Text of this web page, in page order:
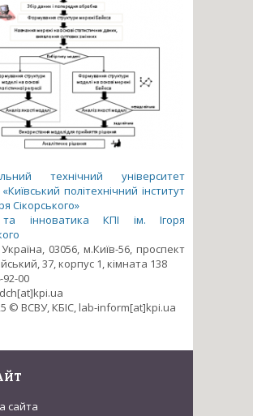
технічний університет
політехнічний інститут
Сікорського»
інноватика КПІ ім. Ігоря
03056, м.Київ-56, проспект
37, корпус 1, кімната 138
92-00
© ВСВУ, КБІС, lab-inform[at]kpi.ua
сайта